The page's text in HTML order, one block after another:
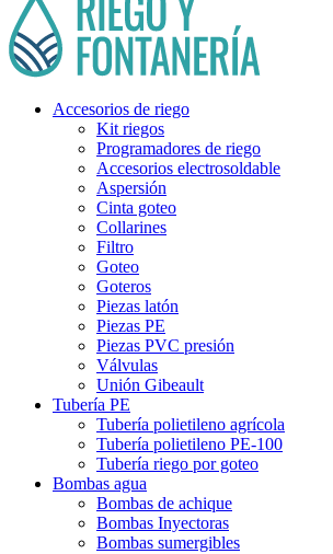
Accesorios de riego
Kit riegos
Programadores de riego
Accesorios electrosoldable
Aspersión
Cinta goteo
Collarines
Filtro
Goteo
Goteros
Piezas latón
Piezas PE
Piezas PVC presión
Válvulas
Unión Gibeault
Tubería PE
Tubería polietileno agrícola
Tubería polietileno PE-100
Tubería riego por goteo
Bombas agua
Bombas de achique
Bombas Inyectoras
Bombas sumergibles